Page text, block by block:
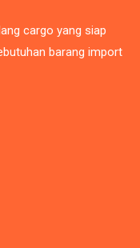
cargo yang siap
barang import